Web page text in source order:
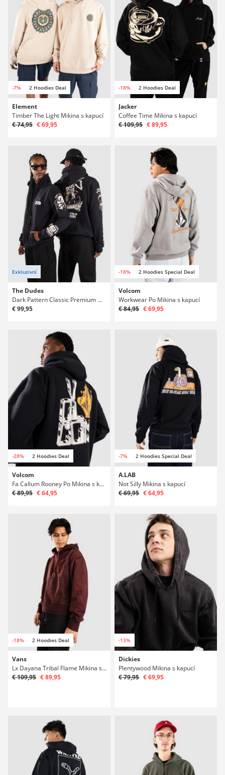
-7% 2 Hoodies Deal
Element
Timber The Light Mikina s kapucí
€ 74,95 € 69,95
-18% 2 Hoodies Deal
Jacker
Coffee Time Mikina s kapucí
€ 109,95 € 89,95
Exkluzivní
The Dudes
Dark Pattern Classic Premium Mikina s kapucí
€ 99,95
-18% 2 Hoodies Special Deal
Volcom
Workwear Po Mikina s kapucí
€ 84,95 € 69,95
-28% 2 Hoodies Deal
Volcom
Fa Callum Rooney Po Mikina s kapucí
€ 89,95 € 64,95
-7% 2 Hoodies Special Deal
A.LAB
Not Silly Mikina s kapucí
€ 69,95 € 64,95
-18% 2 Hoodies Deal
Vans
Lx Dayana Tribal Flame Mikina s kapucí
€ 109,95 € 89,95
-13%
Dickies
Plentywood Mikina s kapucí
€ 79,95 € 69,95